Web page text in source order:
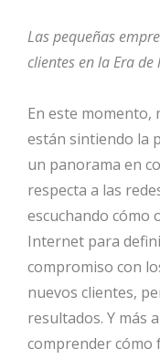
Las pequeñas
clientes en la Era de
En este momento,
están sintiendo la
un panorama en
respecta a las
escuchando cómo
Internet para
compromiso con
nuevos clientes,
resultados. Y más
comprender cómo